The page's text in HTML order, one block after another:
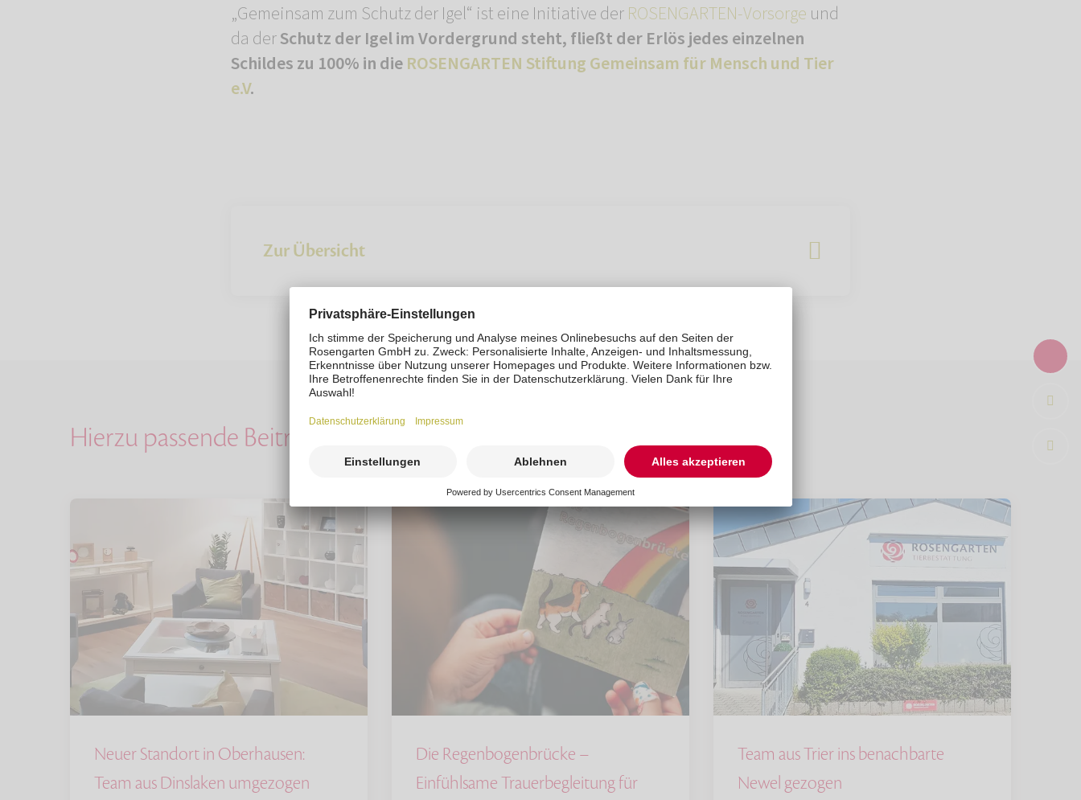
„Gemeinsam zum Schutz der Igel“ ist eine Initiative derROSENGARTEN-Vorsorge und
da derSchutz der Igel im Vordergrund steht, fließt der Erlös jedes einzelnen
Schildes zu 100% in dieROSENGARTEN Stiftung Gemeinsam für Mensch und Tier
e.V.
Zur Übersicht
Hierzu passende Beiträge
Neuer Standort in Oberhausen:
Team aus Dinslaken umgezogen
Die Regenbogenbrücke –
Einfühlsame Trauerbegleitung für
Team aus Trier ins benachbarte
Newel gezogen